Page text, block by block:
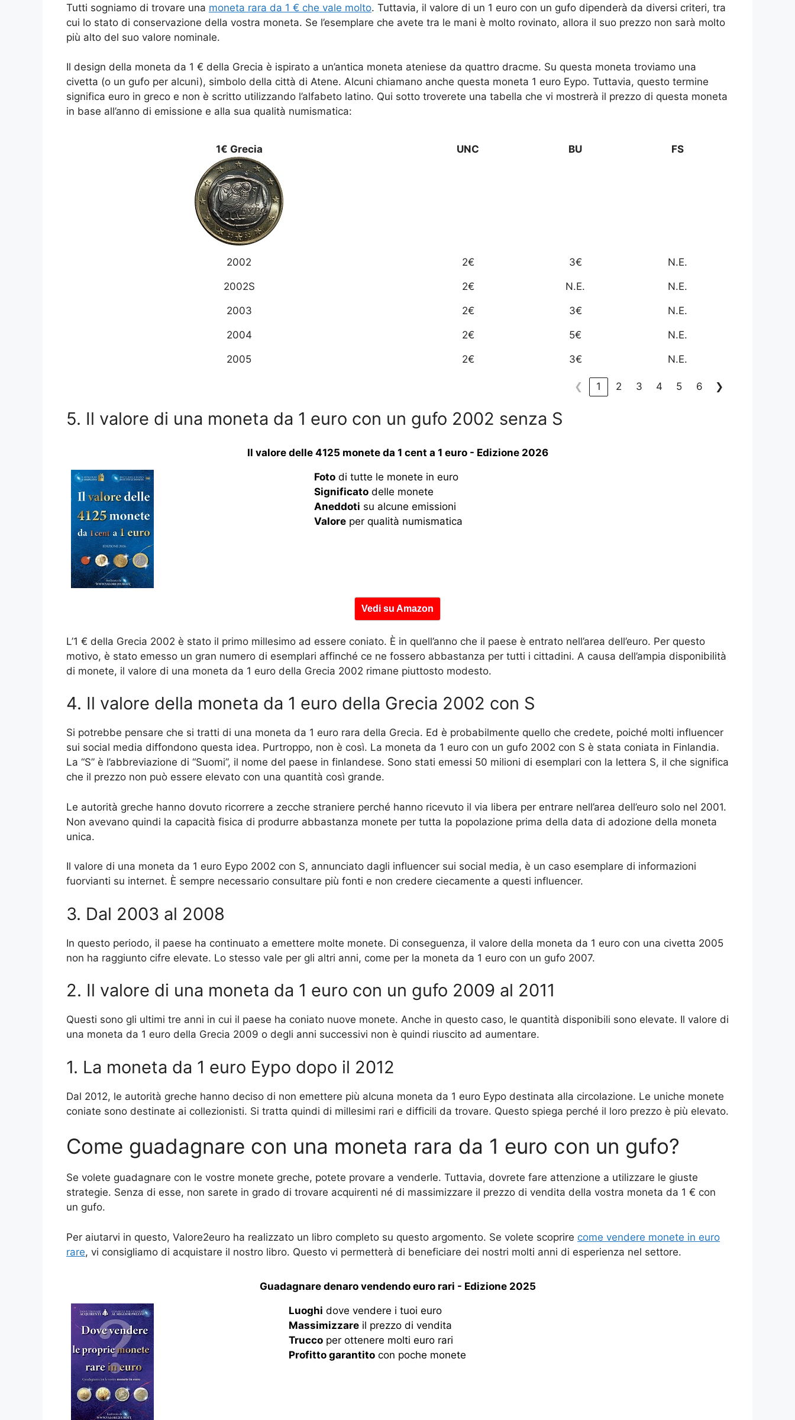
Tutti sogniamo di trovare una moneta rara da 1 € che vale molto. Tuttavia, il valore di un 1 euro con un gufo dipenderà da diversi criteri, tra
cui lo stato di conservazione della vostra moneta. Se l’esemplare che avete tra le mani è molto rovinato, allora il suo prezzo non sarà molto
più alto del suo valore nominale.
Il design della moneta da 1 € della Grecia è ispirato a un’antica moneta ateniese da quattro dracme. Su questa moneta troviamo una
civetta (o un gufo per alcuni), simbolo della città di Atene. Alcuni chiamano anche questa moneta 1 euro Eypo. Tuttavia, questo termine
significa euro in greco e non è scritto utilizzando l’alfabeto latino. Qui sotto troverete una tabella che vi mostrerà il prezzo di questa moneta
in base all’anno di emissione e alla sua qualità numismatica:
1€ Grecia UNC BU FS
2002 2€ 3€ N.E.
2002S 2€ N.E. N.E.
2003 2€ 3€ N.E.
2004 2€ 5€ N.E.
2005 2€ 3€ N.E.
❮ 1 2 3 4 5 6 ❯
5. Il valore di una moneta da 1 euro con un gufo 2002 senza S
Il valore delle 4125 monete da 1 cent a 1 euro - Edizione 2026
Foto di tutte le monete in euro
Significato delle monete
Aneddoti su alcune emissioni
Valore per qualità numismatica
Vedi su Amazon
L’1 € della Grecia 2002 è stato il primo millesimo ad essere coniato. È in quell’anno che il paese è entrato nell’area dell’euro. Per questo
motivo, è stato emesso un gran numero di esemplari affinché ce ne fossero abbastanza per tutti i cittadini. A causa dell’ampia disponibilità
di monete, il valore di una moneta da 1 euro della Grecia 2002 rimane piuttosto modesto.
4. Il valore della moneta da 1 euro della Grecia 2002 con S
Si potrebbe pensare che si tratti di una moneta da 1 euro rara della Grecia. Ed è probabilmente quello che credete, poiché molti influencer
sui social media diffondono questa idea. Purtroppo, non è così. La moneta da 1 euro con un gufo 2002 con S è stata coniata in Finlandia.
La “S” è l’abbreviazione di “Suomi”, il nome del paese in finlandese. Sono stati emessi 50 milioni di esemplari con la lettera S, il che significa
che il prezzo non può essere elevato con una quantità così grande.
Le autorità greche hanno dovuto ricorrere a zecche straniere perché hanno ricevuto il via libera per entrare nell’area dell’euro solo nel 2001.
Non avevano quindi la capacità fisica di produrre abbastanza monete per tutta la popolazione prima della data di adozione della moneta
unica.
Il valore di una moneta da 1 euro Eypo 2002 con S, annunciato dagli influencer sui social media, è un caso esemplare di informazioni
fuorvianti su internet. È sempre necessario consultare più fonti e non credere ciecamente a questi influencer.
3. Dal 2003 al 2008
In questo periodo, il paese ha continuato a emettere molte monete. Di conseguenza, il valore della moneta da 1 euro con una civetta 2005
non ha raggiunto cifre elevate. Lo stesso vale per gli altri anni, come per la moneta da 1 euro con un gufo 2007.
2. Il valore di una moneta da 1 euro con un gufo 2009 al 2011
Questi sono gli ultimi tre anni in cui il paese ha coniato nuove monete. Anche in questo caso, le quantità disponibili sono elevate. Il valore di
una moneta da 1 euro della Grecia 2009 o degli anni successivi non è quindi riuscito ad aumentare.
1. La moneta da 1 euro Eypo dopo il 2012
Dal 2012, le autorità greche hanno deciso di non emettere più alcuna moneta da 1 euro Eypo destinata alla circolazione. Le uniche monete
coniate sono destinate ai collezionisti. Si tratta quindi di millesimi rari e difficili da trovare. Questo spiega perché il loro prezzo è più elevato.
Come guadagnare con una moneta rara da 1 euro con un gufo?
Se volete guadagnare con le vostre monete greche, potete provare a venderle. Tuttavia, dovrete fare attenzione a utilizzare le giuste
strategie. Senza di esse, non sarete in grado di trovare acquirenti né di massimizzare il prezzo di vendita della vostra moneta da 1 € con
un gufo.
Per aiutarvi in questo, Valore2euro ha realizzato un libro completo su questo argomento. Se volete scoprire come vendere monete in euro
rare, vi consigliamo di acquistare il nostro libro. Questo vi permetterà di beneficiare dei nostri molti anni di esperienza nel settore.
Guadagnare denaro vendendo euro rari - Edizione 2025
Luoghi dove vendere i tuoi euro
Massimizzare il prezzo di vendita
Trucco per ottenere molti euro rari
Profitto garantito con poche monete